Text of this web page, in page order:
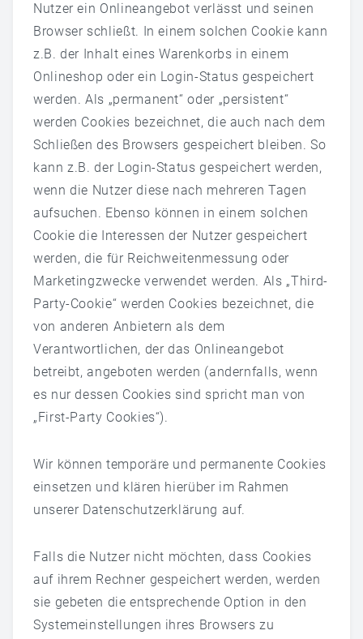
Nutzer ein Onlineangebot verlässt und seinen
Browser schließt. In einem solchen Cookie kann
z.B. der Inhalt eines Warenkorbs in einem
Onlineshop oder ein Login-Status gespeichert
werden. Als „permanent“ oder „persistent“
werden Cookies bezeichnet, die auch nach dem
Schließen des Browsers gespeichert bleiben. So
kann z.B. der Login-Status gespeichert werden,
wenn die Nutzer diese nach mehreren Tagen
aufsuchen. Ebenso können in einem solchen
Cookie die Interessen der Nutzer gespeichert
werden, die für Reichweitenmessung oder
Marketingzwecke verwendet werden. Als „Third-
Party-Cookie“ werden Cookies bezeichnet, die
von anderen Anbietern als dem
Verantwortlichen, der das Onlineangebot
betreibt, angeboten werden (andernfalls, wenn
es nur dessen Cookies sind spricht man von
„First-Party Cookies“).
Wir können temporäre und permanente Cookies
einsetzen und klären hierüber im Rahmen
unserer Datenschutzerklärung auf.
Falls die Nutzer nicht möchten, dass Cookies
auf ihrem Rechner gespeichert werden, werden
sie gebeten die entsprechende Option in den
Systemeinstellungen ihres Browsers zu